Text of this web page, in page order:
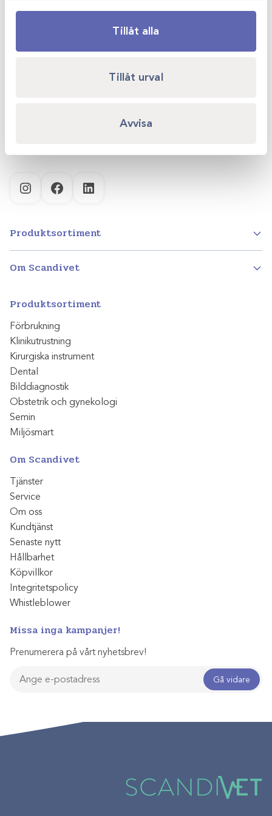
Tillåt alla
Tillåt urval
Avvisa
Scandivet AB
InstagramFacebookLinkedIn
Produktsortiment
Om Scandivet
Produktsortiment
Förbrukning
Klinikutrustning
Kirurgiska instrument
Dental
Bilddiagnostik
Obstetrik och gynekologi
Semin
Miljösmart
Om Scandivet
Tjänster
Service
Om oss
Kundtjänst
Senaste nytt
Hållbarhet
Köpvillkor
Integritetspolicy
Whistleblower
Missa inga kampanjer!
Prenumerera på vårt nyhetsbrev!
Gå vidare